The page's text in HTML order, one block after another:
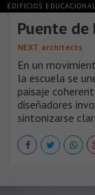
EDIFICIOS
Puente
NEXT architects
En un
la escuela se
paisaje
diseñadores
sintonizarse